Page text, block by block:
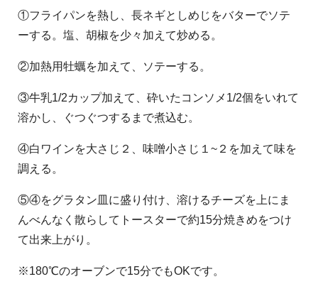
①フライパンを熱し、長ネギとしめじをバターでソテ
ーする。塩、胡椒を少々加えて炒める。
②加熱用牡蠣を加えて、ソテーする。
③牛乳1/2カップ加えて、砕いたコンソメ1/2個をいれて
溶かし、ぐつぐつするまで煮込む。
④白ワインを大さじ２、味噌小さじ１~２を加えて味を
調える。
⑤④をグラタン皿に盛り付け、溶けるチーズを上にま
んべんなく散らしてトースターで約15分焼きめをつけ
て出来上がり。
※180℃のオーブンで15分でもOKです。